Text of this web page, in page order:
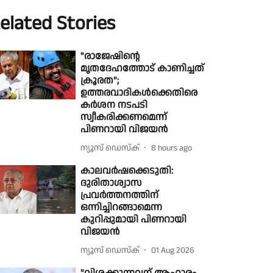
Stories
"രാജേഷിൻ്റെ
മൃതദേഹത്തോട് കാണിച്ചത്
ക്രൂരത";
ഉത്തരവാദികൾക്കെതിരെ
കർശന നടപടി
സ്വീകരിക്കണമെന്ന്
പിണറായി വിജയൻ
ന്യൂസ് ഡെസ്ക് 8 hours ago
കാലവർഷക്കെടുതി:
ദുരിതാശ്വാസ
പ്രവർത്തനത്തിന്
ഒന്നിച്ചിറങ്ങാമെന്ന
കുറിപ്പുമായി പിണറായി
വിജയൻ
ന്യൂസ് ഡെസ്ക് 01 Aug 2026